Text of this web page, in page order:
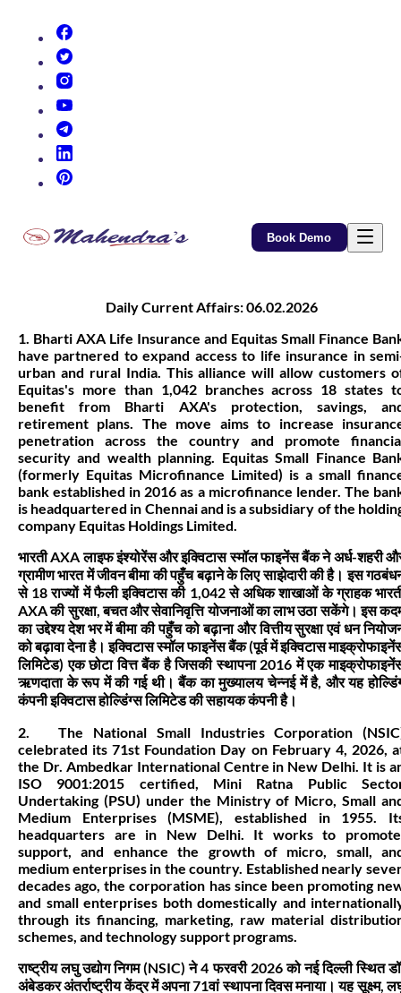
Book Demo
Daily Current Affairs: 06.02.2026
1. Bharti AXA Life Insurance and Equitas Small Finance
have partnered to expand access to life insurance in
urban and rural India. This alliance will allow customers
Equitas's more than 1,042 branches across 18 states
benefit from Bharti AXA's protection, savings,
retirement plans. The move aims to increase
penetration across the country and promote
security and wealth planning. Equitas Small Finance
(formerly Equitas Microfinance Limited) is a small
bank established in 2016 as a microfinance lender. The
is headquartered in Chennai and is a subsidiary of the
company Equitas Holdings Limited.
भारती AXA लाइफ इंश्योरेंस और इक्विटास स्मॉल फाइनेंस बैंक ने अर्ध-शहरी
ग्रामीण भारत में जीवन बीमा की पहुँच बढ़ाने के लिए साझेदारी की है। इस
से 18 राज्यों में फैली इक्विटास की 1,042 से अधिक शाखाओं के ग्राहक
AXA की सुरक्षा, बचत और सेवानिवृत्ति योजनाओं का लाभ उठा सकेंगे। इस
का उद्देश्य देश भर में बीमा की पहुँच को बढ़ाना और वित्तीय सुरक्षा एवं धन
को बढ़ावा देना है। इक्विटास स्मॉल फाइनेंस बैंक (पूर्व में इक्विटास
लिमिटेड) एक छोटा वित्त बैंक है जिसकी स्थापना 2016 में एक
ऋणदाता के रूप में की गई थी। बैंक का मुख्यालय चेन्नई में है, और यह
कंपनी इक्विटास होल्डिंग्स लिमिटेड की सहायक कंपनी है।
2. The National Small Industries Corporation
celebrated its 71st Foundation Day on February 4, 2026,
the Dr. Ambedkar International Centre in New Delhi. It is
ISO 9001:2015 certified, Mini Ratna Public
Undertaking (PSU) under the Ministry of Micro, Small
Medium Enterprises (MSME), established in 1955.
headquarters are in New Delhi. It works to
support, and enhance the growth of micro, small,
medium enterprises in the country. Established nearly
decades ago, the corporation has since been promoting
and small enterprises both domestically and
through its financing, marketing, raw material
schemes, and technology support programs.
राष्ट्रीय लघु उद्योग निगम (NSIC) ने 4 फरवरी 2026 को नई दिल्ली स्थित
अंबेडकर अंतर्राष्ट्रीय केंद्र में अपना 71वां स्थापना दिवस मनाया। यह सूक्ष्म,